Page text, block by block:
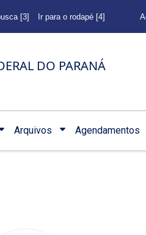
[3] Ir para o rodapé [4]
DO PARANÁ
Arquivos Agendamentos